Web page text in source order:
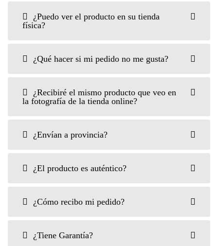
¿Puedo ver el producto en su tienda
física?
¿Qué hacer si mi pedido no me gusta?
¿Recibiré el mismo producto que veo en
la fotografía de la tienda online?
¿Envían a provincia?
¿El producto es auténtico?
¿Cómo recibo mi pedido?
¿Tiene Garantía?